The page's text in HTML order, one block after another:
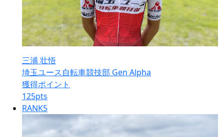
三浦 壮悟
埼玉ユース自転車競技部 Gen Alpha
獲得ポイント
125pts
RANK5